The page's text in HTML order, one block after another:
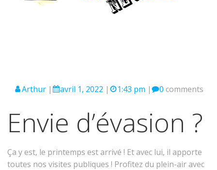
Arthur | avril 1, 2022 | 1:43 pm | 0 comments
Envie d’évasion ?
Ça y est, le printemps est arrivé ! Et avec lui, il apporte
toutes nos visites publiques ! Profitez du plein-air avec